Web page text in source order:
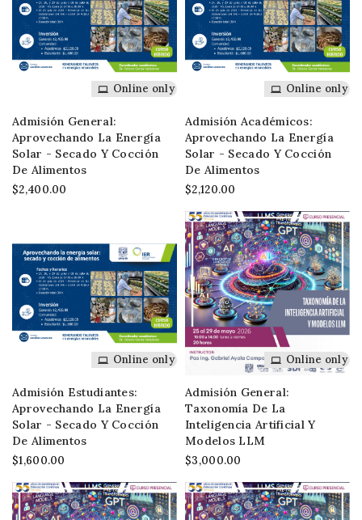
Online only
Admisión General:
Aprovechando La Energía
Solar - Secado Y Cocción
De Alimentos
$2,400.00
Online only
Admisión Académicos:
Aprovechando La Energía
Solar - Secado Y Cocción
De Alimentos
$2,120.00
Online only
Admisión Estudiantes:
Aprovechando La Energía
Solar - Secado Y Cocción
De Alimentos
$1,600.00
Online only
Admisión General:
Taxonomía De La
Inteligencia Artificial Y
Modelos LLM
$3,000.00